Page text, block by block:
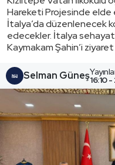
Hareketi Projesinde elde
İtalya’da düzenlenecek
edecekler. İtalya
Kaymakam Şahin’i
Selman Güneş16:10